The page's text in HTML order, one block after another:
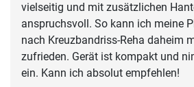
vielseitig und mit zusätzlichen
anspruchsvoll. So kann ich meine
nach Kreuzbandriss-Reha daheim
zufrieden. Gerät ist kompakt und
ein. Kann ich absolut empfehlen!